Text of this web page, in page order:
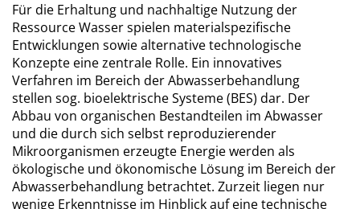
Für die Erhaltung und nachhaltige Nutzung der
Ressource Wasser spielen materialspezifische
Entwicklungen sowie alternative technologische
Konzepte eine zentrale Rolle. Ein innovatives
Verfahren im Bereich der Abwasserbehandlung
stellen sog. bioelektrische Systeme (BES) dar. Der
Abbau von organischen Bestandteilen im Abwasser
und die durch sich selbst reproduzierender
Mikroorganismen erzeugte Energie werden als
ökologische und ökonomische Lösung im Bereich der
Abwasserbehandlung betrachtet. Zurzeit liegen nur
wenige Erkenntnisse im Hinblick auf eine technische